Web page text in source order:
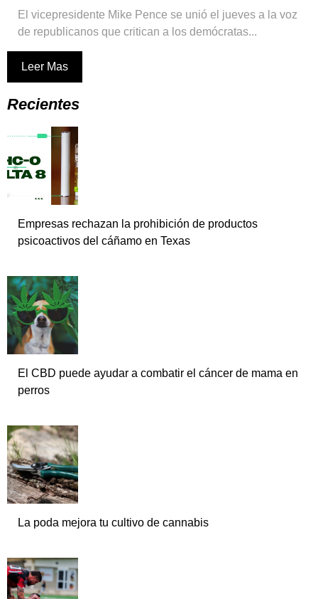
El vicepresidente Mike Pence se unió el jueves a la voz
de republicanos que critican a los demócratas...
Leer Mas
Recientes
Empresas rechazan la prohibición de productos
psicoactivos del cáñamo en Texas
El CBD puede ayudar a combatir el cáncer de mama en
perros
La poda mejora tu cultivo de cannabis